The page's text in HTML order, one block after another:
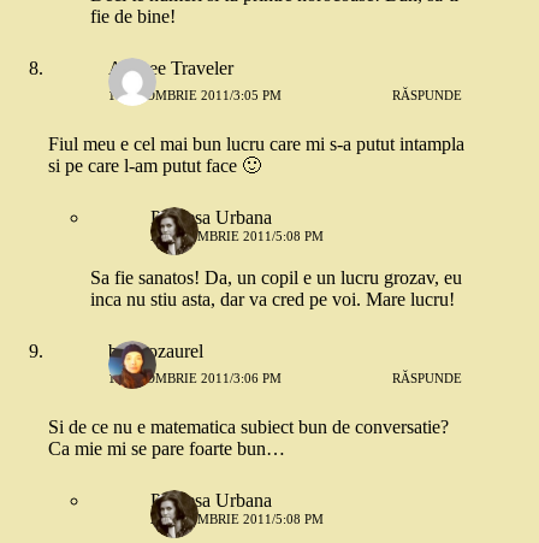
fie de bine!
Aliceee Traveler
1 OCTOMBRIE 2011/3:05 PM RĂSPUNDE
Fiul meu e cel mai bun lucru care mi s-a putut intampla
si pe care l-am putut face 🙂
Printesa Urbana
2 OCTOMBRIE 2011/5:08 PM
Sa fie sanatos! Da, un copil e un lucru grozav, eu
inca nu stiu asta, dar va cred pe voi. Mare lucru!
brontozaurel
1 OCTOMBRIE 2011/3:06 PM RĂSPUNDE
Si de ce nu e matematica subiect bun de conversatie?
Ca mie mi se pare foarte bun…
Printesa Urbana
2 OCTOMBRIE 2011/5:08 PM